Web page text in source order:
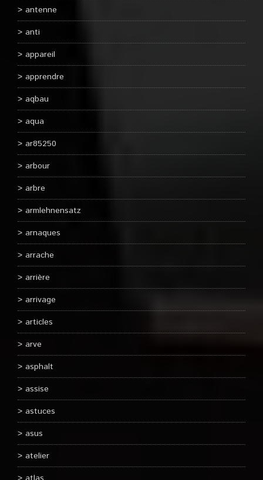
antenne
anti
appareil
apprendre
aqbau
aqua
ar85250
arbour
arbre
armlehnensatz
arnaques
arrache
arrière
arrivage
articles
arve
asphalt
assise
astuces
asus
atelier